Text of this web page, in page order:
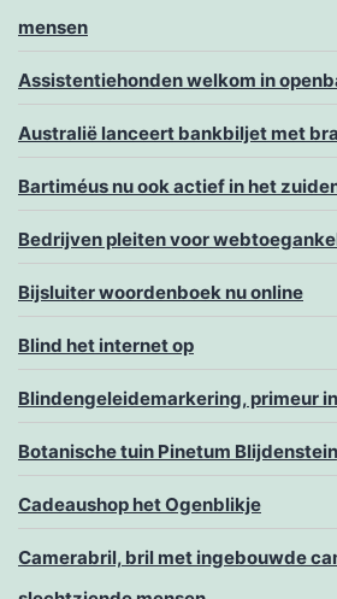
mensen
Assistentiehonden welkom in
Australië lanceert bankbiljet met
Bartiméus nu ook actief in het
Bedrijven pleiten voor
Bijsluiter woordenboek nu online
Blind het internet op
Blindengeleidemarkering, primeur
Botanische tuin Pinetum
Cadeaushop het Ogenblikje
Camerabril, bril met ingebouwde